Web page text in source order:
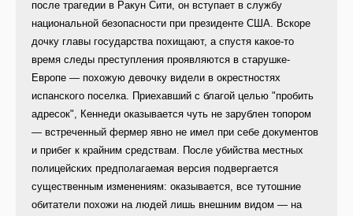
после трагедии в Ракун Сити, он вступает в службу
национальной безопасности при президенте США. Вскоре
дочку главы государства похищают, а спустя какое-то
время следы преступления проявляются в старушке-
Европе — похожую девочку видели в окрестностях
испанского поселка. Приехавший с благой целью "пробить
адресок", Кеннеди оказывается чуть не зарублен топором
— встреченный фермер явно не имел при себе документов
и прибег к крайним средствам. После убийства местных
полицейских предполагаемая версия подвергается
существенным изменениям: оказывается, все тутошние
обитатели похожи на людей лишь внешним видом — на